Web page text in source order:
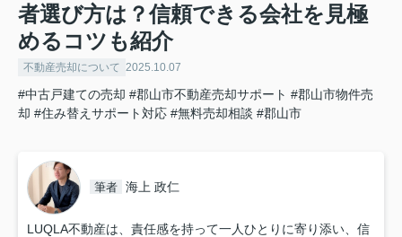
者選び方は？信頼できる会社を見極
めるコツも紹介
不動産売却について 2025.10.07
#中古戸建ての売却 #郡山市不動産売却サポート #郡山市物件売
却 #住み替えサポート対応 #無料売却相談 #郡山市
筆者 海上 政仁
LUQLA不動産は、責任感を持って一人ひとりに寄り添い、信